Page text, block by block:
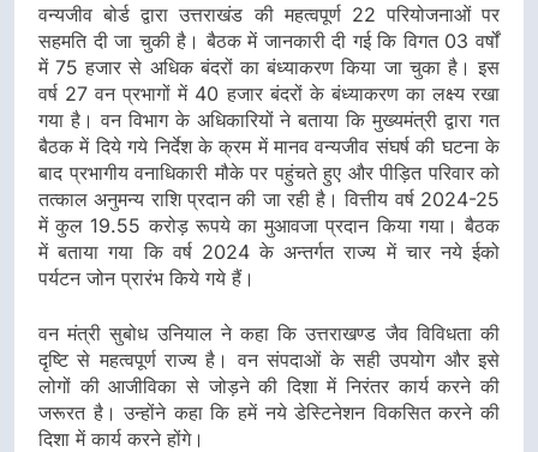
वन्यजीव बोर्ड द्वारा उत्तराखंड की महत्वपूर्ण 22 परियोजनाओं पर
सहमति दी जा चुकी है। बैठक में जानकारी दी गई कि विगत 03 वर्षों
में 75 हजार से अधिक बंदरों का बंध्याकरण किया जा चुका है। इस
वर्ष 27 वन प्रभागों में 40 हजार बंदरों के बंध्याकरण का लक्ष्य रखा
गया है। वन विभाग के अधिकारियों ने बताया कि मुख्यमंत्री द्वारा गत
बैठक में दिये गये निर्देश के क्रम में मानव वन्यजीव संघर्ष की घटना के
बाद प्रभागीय वनाधिकारी मौके पर पहुंचते हुए और पीड़ित परिवार को
तत्काल अनुमन्य राशि प्रदान की जा रही है। वित्तीय वर्ष 2024-25
में कुल 19.55 करोड़ रूपये का मुआवजा प्रदान किया गया। बैठक
में बताया गया कि वर्ष 2024 के अन्तर्गत राज्य में चार नये ईको
पर्यटन जोन प्रारंभ किये गये हैं।
वन मंत्री सुबोध उनियाल ने कहा कि उत्तराखण्ड जैव विविधता की
दृष्टि से महत्वपूर्ण राज्य है। वन संपदाओं के सही उपयोग और इसे
लोगों की आजीविका से जोड़ने की दिशा में निरंतर कार्य करने की
जरूरत है। उन्होंने कहा कि हमें नये डेस्टिनेशन विकसित करने की
दिशा में कार्य करने होंगे।